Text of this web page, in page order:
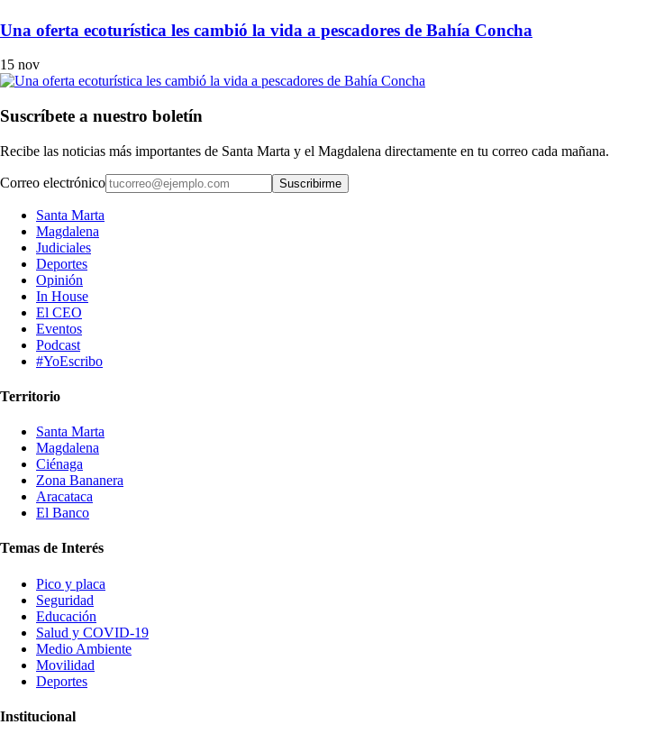
Una oferta ecoturística les cambió la vida a pescadores de Bahía Concha
15 nov
Suscríbete a nuestro boletín
Recibe las noticias más importantes de Santa Marta y el Magdalena directamente en tu correo cada mañana.
Correo electrónico Suscribirme
Santa Marta
Magdalena
Judiciales
Deportes
Opinión
In House
El CEO
Eventos
Podcast
#YoEscribo
Territorio
Santa Marta
Magdalena
Ciénaga
Zona Bananera
Aracataca
El Banco
Temas de Interés
Pico y placa
Seguridad
Educación
Salud y COVID-19
Medio Ambiente
Movilidad
Deportes
Institucional